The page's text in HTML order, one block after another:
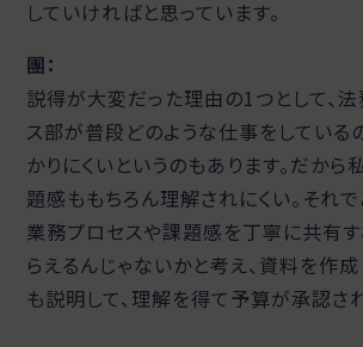
していければと思っています。
團：
説得が大変だった理由の1つとして、
ス部が普段どのような仕事をしている
かりにくいというのもあります。だから
題感ももちろん理解されにくい。それ
業務プロセスや課題感を丁寧に共有
らえるんじゃないかと考え、資料を作
も説明して、理解を得て予算が承認さ